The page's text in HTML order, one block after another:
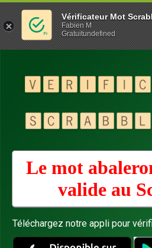
Le mot
valide au
Téléchargez notre appli pour
Vérificateur Mot
Fabien M
Gratuitundefined